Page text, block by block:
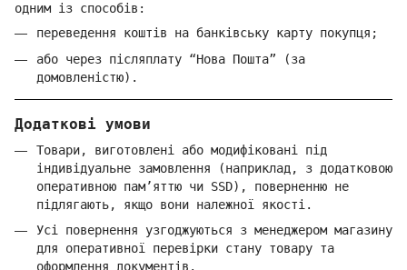
одним із способів:
переведення коштів на банківську карту покупця;
або через післяплату “Нова Пошта” (за
домовленістю).
Додаткові умови
Товари, виготовлені або модифіковані під
індивідуальне замовлення (наприклад, з додатковою
оперативною пам’яттю чи SSD), поверненню не
підлягають, якщо вони належної якості.
Усі повернення узгоджуються з менеджером магазину
для оперативної перевірки стану товару та
оформлення документів.